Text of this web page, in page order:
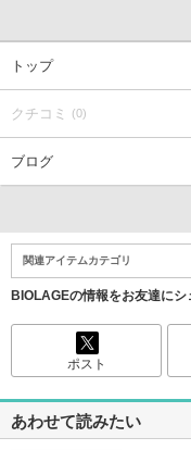
トップ
クチコミ (0)
ブログ
関連アイテムカテゴリ
BIOLAGEの情報をお友達にシ
ポスト
あわせて読みたい